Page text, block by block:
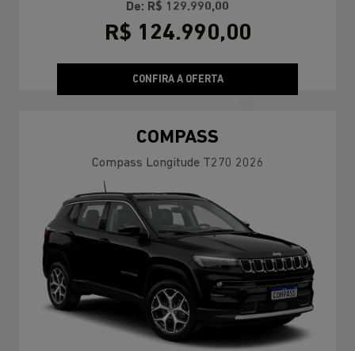
De: R$ 129.990,00
R$ 124.990,00
CONFIRA A OFERTA
COMPASS
Compass Longitude T270 2026